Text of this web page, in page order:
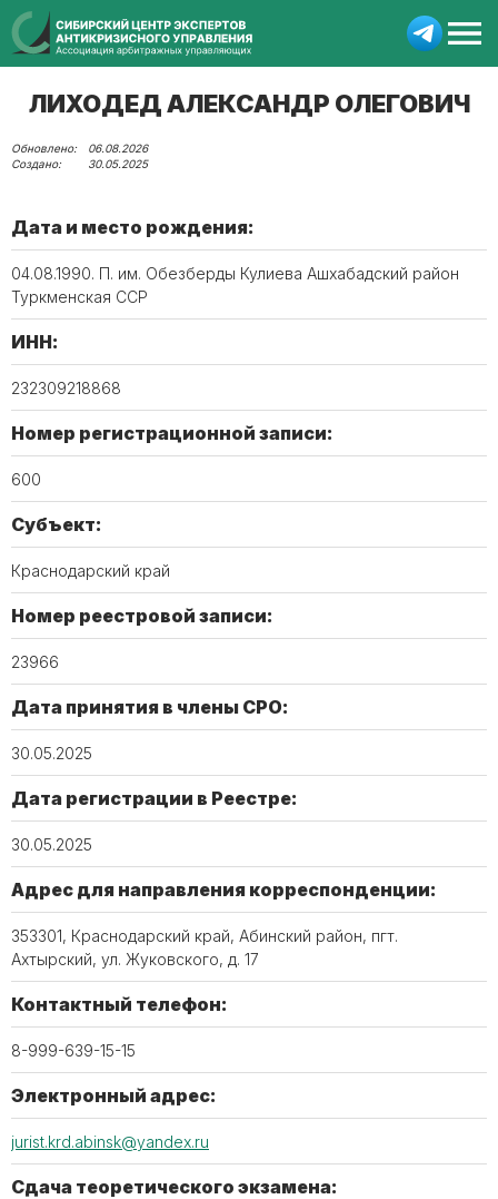
ЛИХОДЕД АЛЕКСАНДР ОЛЕГОВИЧ
06.08.2026
30.05.2025
Дата и место рождения:
04.08.1990. П. им. Обезберды Кулиева Ашхабадский район
Туркменская ССР
ИНН:
232309218868
Номер регистрационной записи:
600
Субъект:
Краснодарский край
Номер реестровой записи:
23966
Дата принятия в члены СРО:
30.05.2025
Дата регистрации в Реестре:
30.05.2025
Адрес для направления корреспонденции:
353301, Краснодарский край, Абинский район, пгт.
Ахтырский, ул. Жуковского, д. 17
Контактный телефон:
8-999-639-15-15
Электронный адрес:
jurist.krd.abinsk@yandex.ru
Сдача теоретического экзамена: